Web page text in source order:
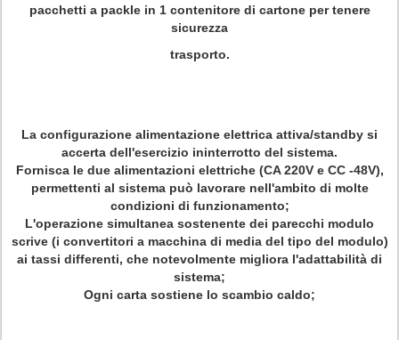
pacchetti a packle in 1 contenitore di cartone per tenere
sicurezza
trasporto.
La configurazione alimentazione elettrica attiva/standby si
accerta dell'esercizio ininterrotto del sistema.
Fornisca le due alimentazioni elettriche (CA 220V e CC -48V),
permettenti al sistema può lavorare nell'ambito di molte
condizioni di funzionamento;
L'operazione simultanea sostenente dei parecchi modulo
scrive (i convertitori a macchina di media del tipo del modulo)
ai tassi differenti, che notevolmente migliora l'adattabilità di
sistema;
Ogni carta sostiene lo scambio caldo;